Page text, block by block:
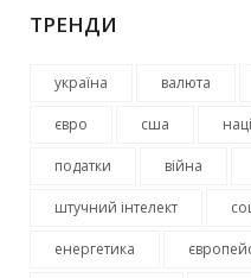
ТРЕНДИ
україна валюта
євро сша
податки війна
штучний інтелект
енергетика